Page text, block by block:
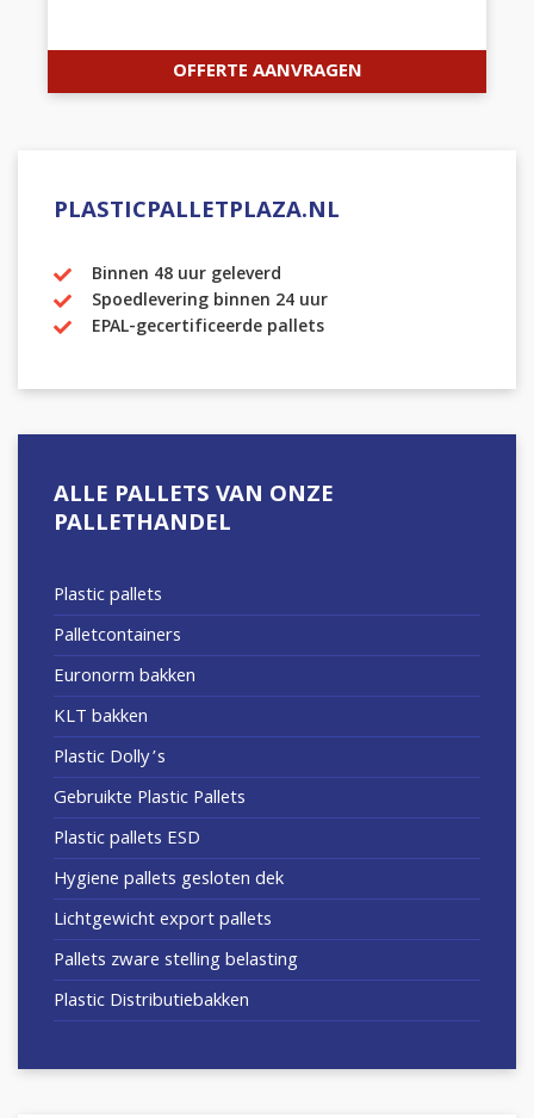
PLASTICPALLETPLAZA.NL
Binnen 48 uur geleverd
Spoedlevering binnen 24 uur
EPAL-gecertificeerde pallets
ALLE PALLETS VAN ONZE
PALLETHANDEL
Plastic pallets
Palletcontainers
Euronorm bakken
KLT bakken
Plastic Dolly’s
Gebruikte Plastic Pallets
Plastic pallets ESD
Hygiene pallets gesloten dek
Lichtgewicht export pallets
Pallets zware stelling belasting
Plastic Distributiebakken
OFFERTE AANVRAGEN